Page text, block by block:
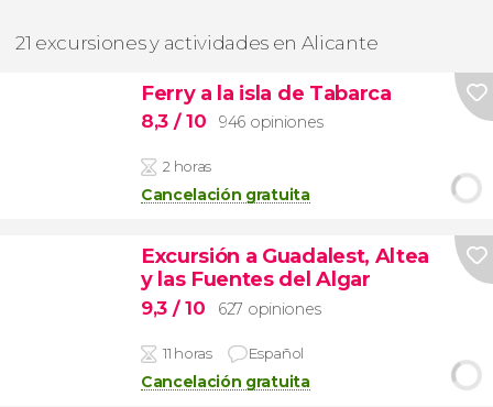
21 excursiones y actividades en Alicante
Ferry a la isla de Tabarca
8,3 / 10 946 opiniones
2 horas
Cancelación gratuita
Excursión a Guadalest, Altea
y las Fuentes del Algar
9,3 / 10 627 opiniones
11 horas Español
Cancelación gratuita